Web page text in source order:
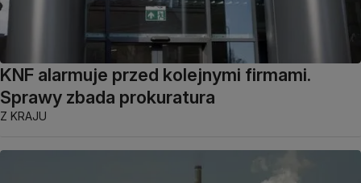
KNF alarmuje przed kolejnymi firmami.
Sprawy zbada prokuratura
Z KRAJU